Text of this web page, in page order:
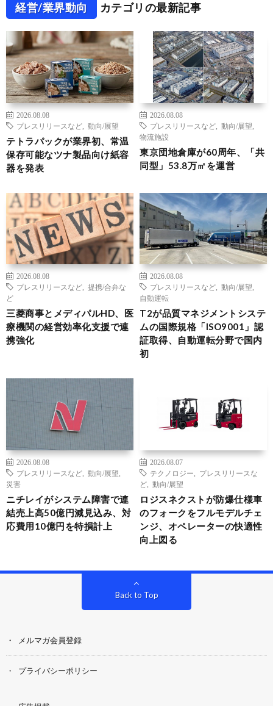
経営/業界動向 カテゴリの最新記事
2026.08.08
プレスリリースなど
動向/展望
テトラパックが業界初、常温
保存可能なツナ製品向け紙容
器を発表
2026.08.08
プレスリリースなど
動向/展望
物流施設
東京団地倉庫が60周年、「共
同型」53.8万㎡を運営
2026.08.08
プレスリリースなど
提携/合弁な
ど
三菱商事とメディパルHD、医
療機関の経営効率化支援で連
携強化
2026.08.08
プレスリリースなど
動向/展望
自動運転
T2が品質マネジメントシステ
ムの国際規格「ISO9001」認
証取得、自動運転分野で国内
初
2026.08.08
プレスリリースなど
動向/展望
災害
ニチレイがシステム障害で連
結売上高50億円減見込み、対
応費用10億円を特損計上
2026.08.07
テクノロジー
プレスリリースな
ど
動向/展望
ロジスネクストが防爆仕様車
のフォークをフルモデルチェ
ンジ、オペレーターの快適性
向上図る
Back to Top
メルマガ会員登録
プライバシーポリシー